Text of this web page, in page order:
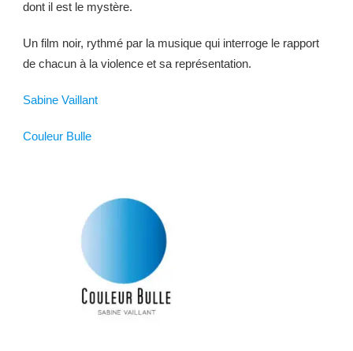
dont il est le mystère.
Un film noir, rythmé par la musique qui interroge le rapport
de chacun à la violence et sa représentation.
Sabine Vaillant
Couleur Bulle